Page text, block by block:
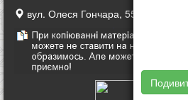
вул. Олеся Гончара, 55, Київ,